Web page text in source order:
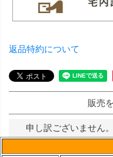
返品特約について
販売
申し訳ございません